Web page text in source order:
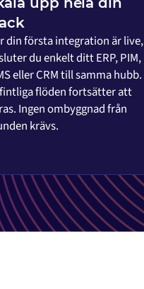
din första integration är live,
du enkelt ditt ERP, PIM,
eller CRM till samma hubb.
flöden fortsätter att
Ingen ombyggnad från
krävs.